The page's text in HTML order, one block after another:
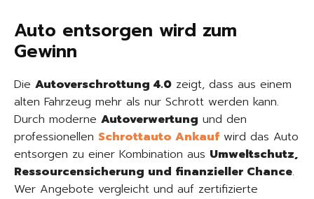
Auto entsorgen wird zum
Gewinn
Die Autoverschrottung 4.0 zeigt, dass aus einem
alten Fahrzeug mehr als nur Schrott werden kann.
Durch moderne Autoverwertung und den
professionellen Schrottauto Ankauf wird das Auto
entsorgen zu einer Kombination aus Umweltschutz,
Ressourcensicherung und finanzieller Chance.
Wer Angebote vergleicht und auf zertifizierte